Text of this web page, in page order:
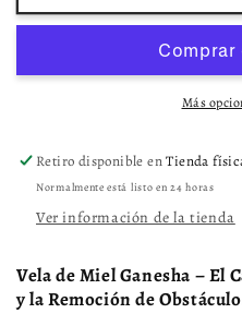
Miel
Ganesha
Miel
Ganesha
Más
Retiro disponible enTienda
Normalmente está listo en 24 horas
Ver información de la tienda
Vela de Miel Ganesha – El
y la Remoción de